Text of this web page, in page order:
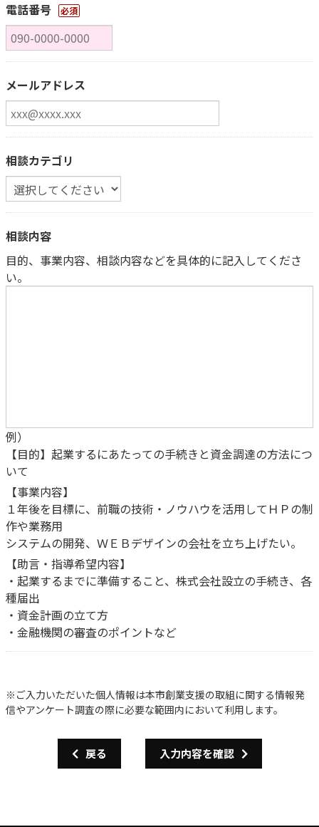
電話番号 必須
メールアドレス
相談カテゴリ
相談内容
目的、事業内容、相談内容などを具体的に記入してくださ
い。
例）
【目的】起業するにあたっての手続きと資金調達の方法につ
いて
【事業内容】
１年後を目標に、前職の技術・ノウハウを活用してＨＰの制
作や業務用
システムの開発、ＷＥＢデザインの会社を立ち上げたい。
【助言・指導希望内容】
・起業するまでに準備すること、株式会社設立の手続き、各
種届出
・資金計画の立て方
・金融機関の審査のポイントなど
※ご入力いただいた個人情報は本市創業支援の取組に関する情報発
信やアンケート調査の際に必要な範囲内において利用します。
戻る 入力内容を確認